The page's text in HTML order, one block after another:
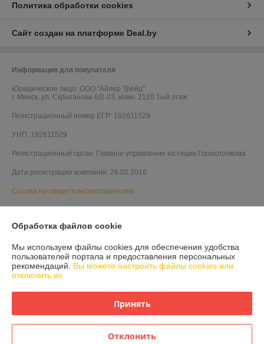
Политика обработки cookies
Сайт создан на платформе Deal.by
Информация для покупателя
Юридическое лицо: ООО "Айлер Трейд"
г. Минск, ул. Скрыганова 6/2-23, комн. 2120 1ый этаж
Регистрационный номер ЕГР: 192611529
УНП: 192611529
Регистрационный орган: Главное управление юстиции Горисполкома
Дата регистрации компании: 26.02.2016
Ссылка на свидетельство/лицензию
Обработка файлов cookie
Мы используем файлы cookies для обеспечения удобства
пользователей портала и предоставления персональных
рекомендаций. Вы можете настроить файлы cookies или
отключить их.
Принять
Отклонить